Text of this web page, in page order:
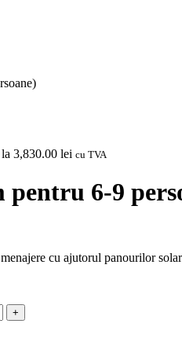
3,830.00 lei cu TVA
6-9
cu ajutorul panourilor